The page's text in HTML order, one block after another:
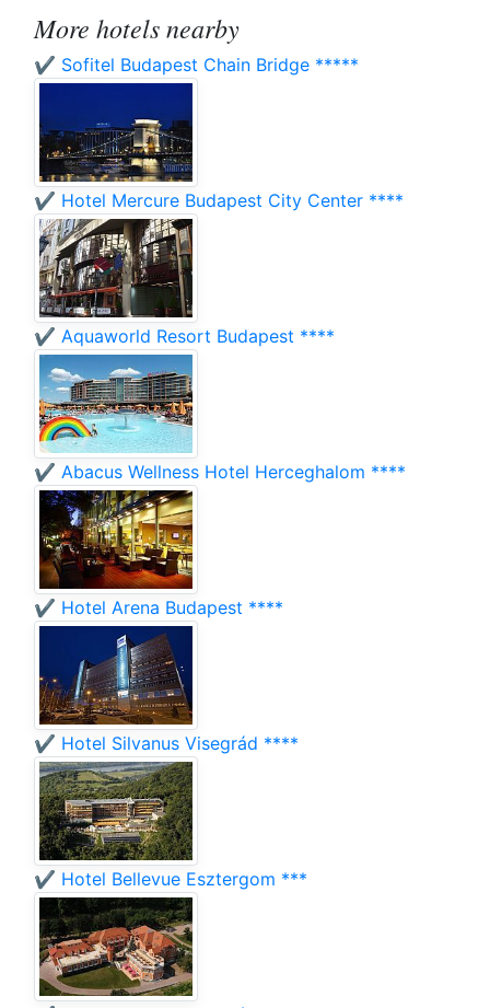
More hotels nearby
✔️ Sofitel Budapest Chain Bridge *****
✔️ Hotel Mercure Budapest City Center ****
✔️ Aquaworld Resort Budapest ****
✔️ Abacus Wellness Hotel Herceghalom ****
✔️ Hotel Arena Budapest ****
✔️ Hotel Silvanus Visegrád ****
✔️ Hotel Bellevue Esztergom ***